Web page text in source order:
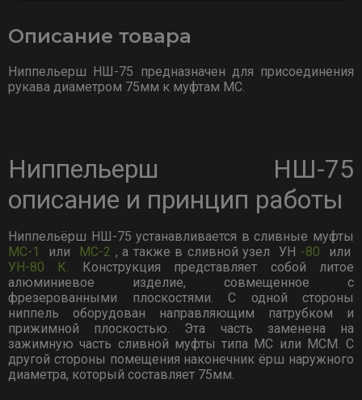
Описание товара
Ниппельерш НШ-75 предназначен для присоединения
рукава диаметром 75мм к муфтам МС.
Ниппельерш НШ-75
описание и принцип работы
Ниппельёрш НШ-75 устанавливается в сливные муфты
МС-1
или МС-2 , а также в сливной узелУН -80 или
УН-80 К.
Конструкция представляет собой литое
алюминиевое изделие, совмещенное с
фрезерованными плоскостями. С одной стороны
ниппель оборудован направляющим патрубком и
прижимной плоскостью. Эта часть заменена на
зажимную часть сливной муфты типа МС или МСМ. С
другой стороны помещения наконечник ёрш наружного
диаметра, который составляет 75мм.